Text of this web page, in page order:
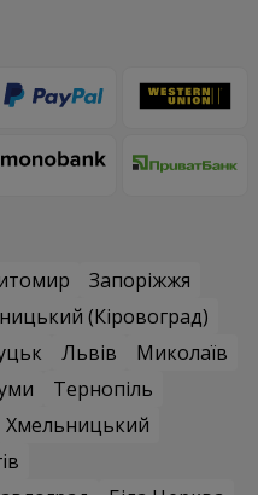
Запоріжжя
(Кіровоград)
Львів
Миколаїв
Тернопіль
Хмельницький